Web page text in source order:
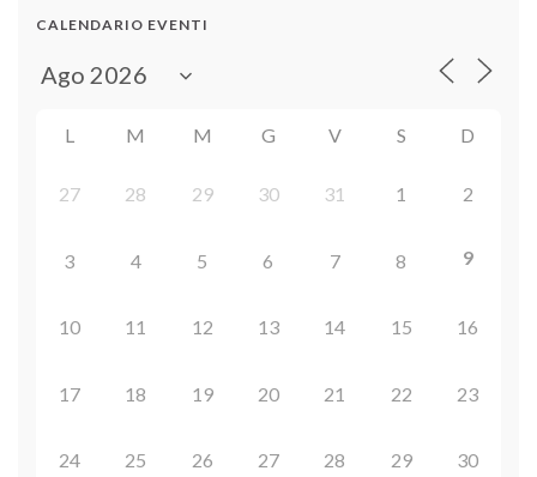
CALENDARIO EVENTI
L M M G V S D
27 28 29 30 31 1 2
3 4 5 6 7 8 9
10 11 12 13 14 15 16
17 18 19 20 21 22 23
24 25 26 27 28 29 30